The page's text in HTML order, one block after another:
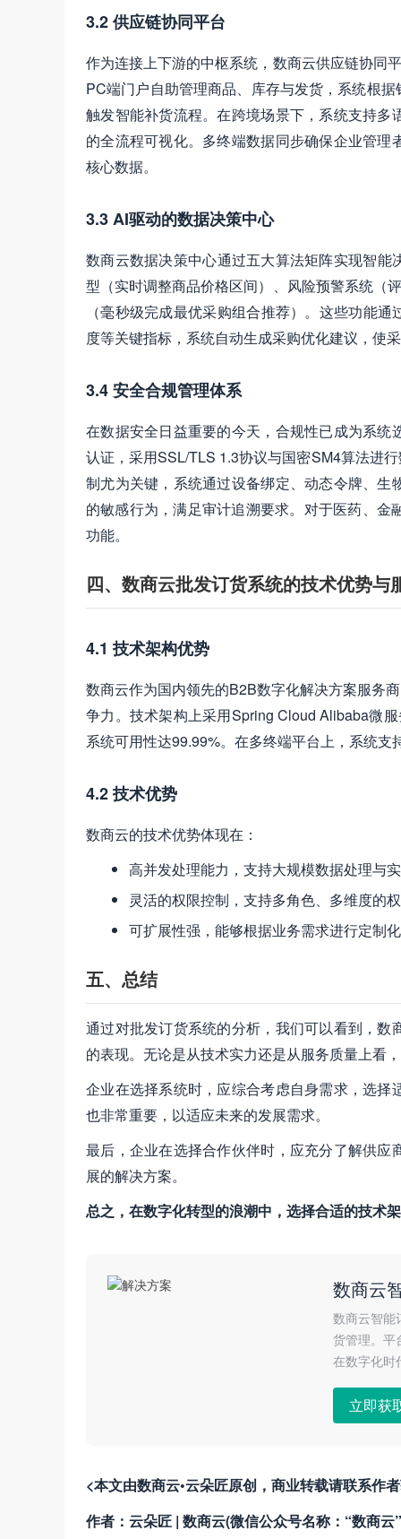
3.2 供应链协同平台
作为连接上下游的中枢系统，数商云供应链协同
PC端门户自助管理商品、库存与发货，系统根
触发智能补货流程。在跨境场景下，系统支持
的全流程可视化。多终端数据同步确保企业管
核心数据。
3.3 AI驱动的数据决策中心
数商云数据决策中心通过五大算法矩阵实现智
型（实时调整商品价格区间）、风险预警系统（
（毫秒级完成最优采购组合推荐）。这些功能
度等关键指标，系统自动生成采购优化建议，使
3.4 安全合规管理体系
在数据安全日益重要的今天，合规性已成为系
认证，采用SSL/TLS 1.3协议与国密SM4算法进
制尤为关键，系统通过设备绑定、动态令牌、
的敏感行为，满足审计追溯要求。对于医药、
功能。
四、数商云批发订货系统的技术优势与
4.1 技术架构优势
数商云作为国内领先的B2B数字化解决方案服务
争力。技术架构上采用Spring Cloud Alibaba微
系统可用性达99.99%。在多终端平台上，系统支
4.2 技术优势
数商云的技术优势体现在：
高并发处理能力，支持大规模数据处理与
灵活的权限控制，支持多角色、多维度的
可扩展性强，能够根据业务需求进行定制
五、总结
通过对批发订货系统的分析，我们可以看到，
的表现。无论是从技术实力还是从服务质量上看
企业在选择系统时，应综合考虑自身需求，选
也非常重要，以适应未来的发展需求。
最后，企业在选择合作伙伴时，应充分了解供
展的解决方案。
总之，在数字化转型的浪潮中，选择合适的技术
数商云
数商云智能
货管理。平
在数字化时
立即获
<本文由数商云•云朵匠原创，商业转载请联系作
作者：云朵匠 | 数商云(微信公众号名称：“数商云